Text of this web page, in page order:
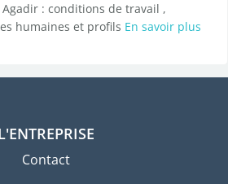
: conditions de travail ,
humaines et profils En savoir plus
Contact